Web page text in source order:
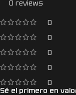
0 reviews
0
0
0
0
0
Sé el primero en